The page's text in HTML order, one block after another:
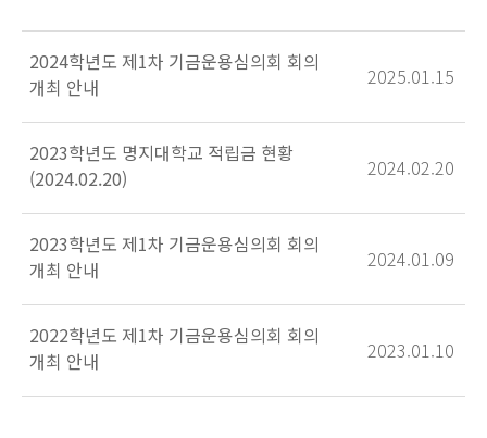
2024학년도 제1차 기금운용심의회 회의
개최 안내
2025.01.15
2023학년도 명지대학교 적립금 현황
(2024.02.20)
2024.02.20
2023학년도 제1차 기금운용심의회 회의
개최 안내
2024.01.09
2022학년도 제1차 기금운용심의회 회의
개최 안내
2023.01.10